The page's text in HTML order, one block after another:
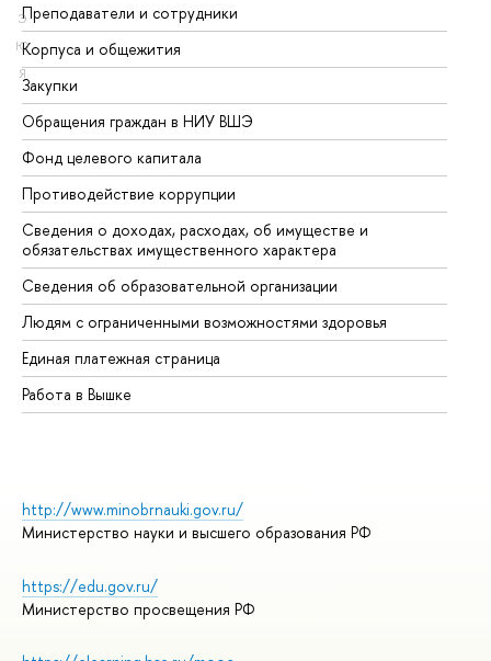
Э
Ю
Я
Преподаватели и сотрудники
Корпуса и общежития
Закупки
Обращения граждан в НИУ ВШЭ
Фонд целевого капитала
Противодействие коррупции
Сведения о доходах, расходах, об имуществе и
обязательствах имущественного характера
Сведения об образовательной организации
Людям с ограниченными возможностями здоровья
Единая платежная страница
Работа в Вышке
http://www.minobrnauki.gov.ru/
Министерство науки и высшего образования РФ
https://edu.gov.ru/
Министерство просвещения РФ